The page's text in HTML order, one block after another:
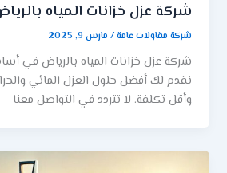
شركة عزل خزانات المياه
شركة مقاولات عامة/ مارس 9, 2025
شركة عزل خزانات المياه بالرياض في
نقدم لك أفضل حلول العزل المائي
وأقل تكلفة. لا تتردد في التواصل معنا